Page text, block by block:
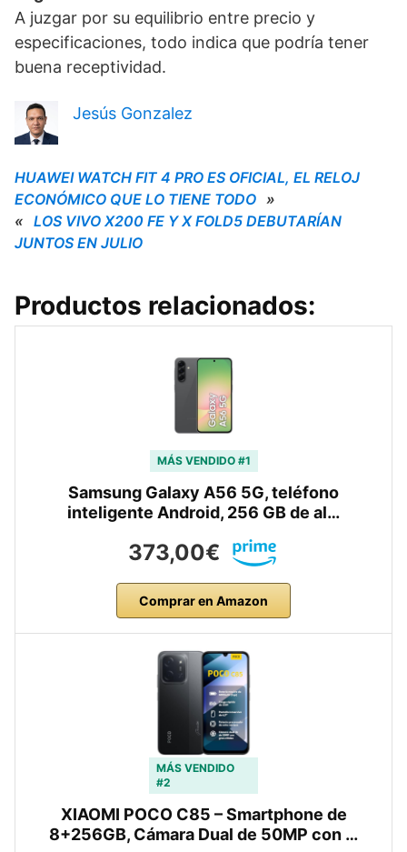
A juzgar por su equilibrio entre precio y
especificaciones, todo indica que podría tener
buena receptividad.
Jesús Gonzalez
HUAWEI WATCH FIT 4 PRO ES OFICIAL, EL RELOJ
ECONÓMICO QUE LO TIENE TODO »
« LOS VIVO X200 FE Y X FOLD5 DEBUTARÍAN
JUNTOS EN JULIO
Productos relacionados:
MÁS VENDIDO #1
Samsung Galaxy A56 5G, teléfono
inteligente Android, 256 GB de al…
373,00€
Comprar en Amazon
MÁS VENDIDO
#2
XIAOMI POCO C85 – Smartphone de
8+256GB, Cámara Dual de 50MP con …